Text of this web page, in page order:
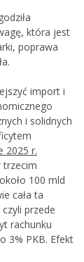
która jest
poprawa
import i
i solidnych
2025 r.
trzecim
100 mld
cała ta
przede
rachunku
3% PKB. Efekt